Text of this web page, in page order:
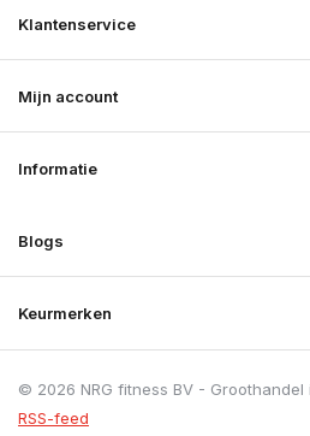
Klantenservice
Mijn account
Informatie
Blogs
Keurmerken
© 2026 NRG fitness BV -
RSS-feed